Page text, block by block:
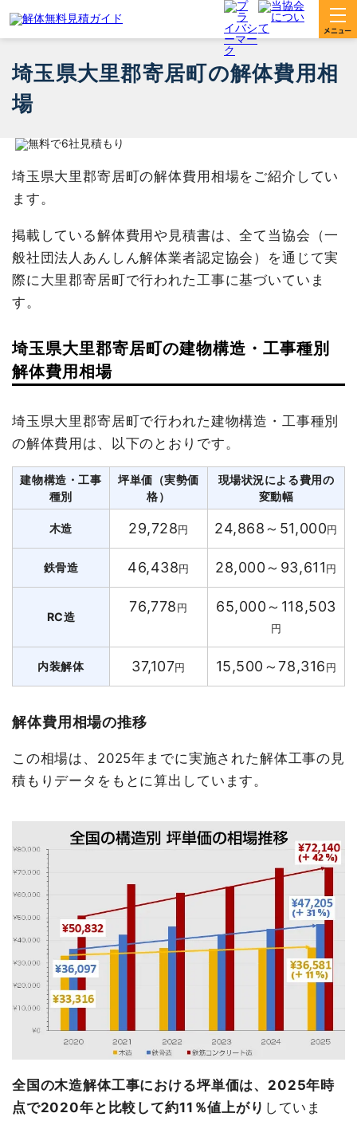
埼玉県大里郡寄居町の解体費用相
場
埼玉県大里郡寄居町の解体費用相場をご紹介してい
ます。
掲載している解体費用や見積書は、全て当協会（一
般社団法人あんしん解体業者認定協会）を通じて実
際に大里郡寄居町で行われた工事に基づいていま
す。
埼玉県大里郡寄居町の建物構造・工事種別
解体費用相場
埼玉県大里郡寄居町で行われた建物構造・工事種別
の解体費用は、以下のとおりです。
建物構造・工事
種別
坪単価（実勢価
格）
現場状況による費用の
変動幅
木造 29,728円 24,868～51,000円
鉄骨造 46,438円 28,000～93,611円
RC造
76,778円 65,000～118,503
円
内装解体 37,107円 15,500～78,316円
解体費用相場の推移
この相場は、2025年までに実施された解体工事の見
積もりデータをもとに算出しています。
全国の木造解体工事における坪単価は、2025年時
点で2020年と比較して約11％値上がり していま